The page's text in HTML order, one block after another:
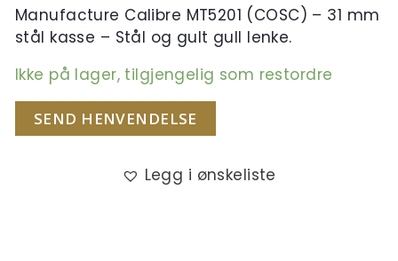
Manufacture Calibre MT5201 (COSC) – 31 mm
stål kasse – Stål og gult gull lenke.
Ikke på lager, tilgjengelig som restordre
SEND HENVENDELSE
Legg i ønskeliste